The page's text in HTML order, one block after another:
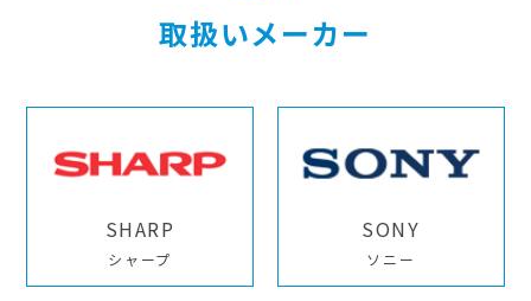
取扱いメーカー
SHARP
シャープ
SONY
ソニー